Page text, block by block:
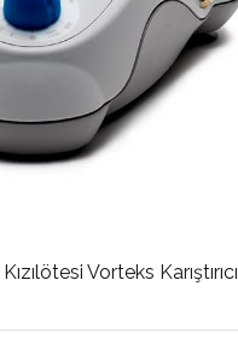
Vorteks Karıştırıcı